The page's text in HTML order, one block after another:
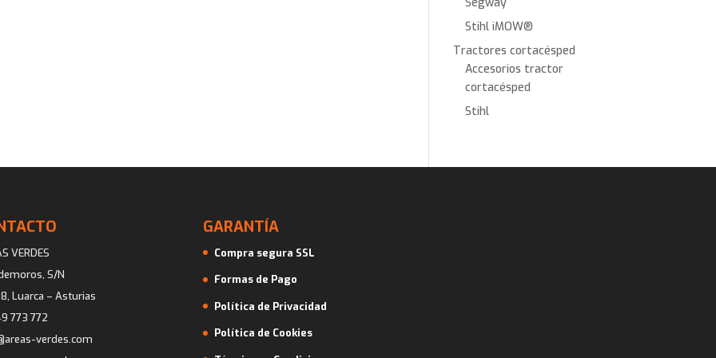
Stihl iMOW®
Tractores cortacésped
Accesorios tractor
cortacésped
Stihl
VERDES
S/N
Luarca – Asturias
773 772
verdes.com
GARANTÍA
Compra segura SSL
Formas de Pago
Política de Privacidad
Política de Cookies